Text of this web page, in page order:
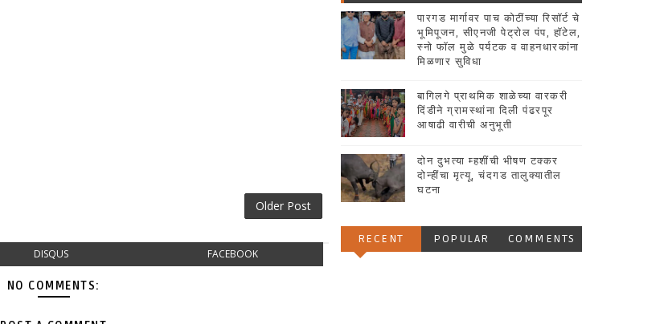
Older Post
DISQUS FACEBOOK
NO COMMENTS:
पारगड मार्गावर पाच कोटींच्या रिसॉर्ट चे
भूमिपूजन, सीएनजी पेट्रोल पंप, हॉटेल,
स्नो फॉल मुळे पर्यटक व वाहनधारकांना
मिळणार सुविधा
बागिलगे प्राथमिक शाळेच्या वारकरी
दिंडीने ग्रामस्थांना दिली पंढरपूर
आषाढी वारीची अनुभूती
दोन दुभत्या म्हशींची भीषण टक्कर
दोन्हींचा मृत्यू, चंदगड तालुक्यातील
घटना
RECENT POPULAR COMMENTS